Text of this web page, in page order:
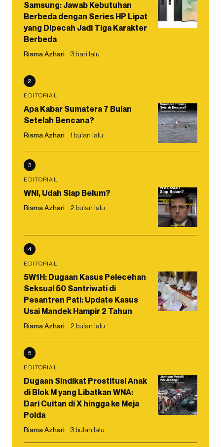
Samsung: Jawab Kebutuhan
Berbeda dengan Series HP Lipat
yang Dipecah Jadi Tiga Karakter
Berbeda
Risma Azhari 3 hari lalu
2
EDITORIAL
Apa Kabar Sumatera 7 Bulan
Setelah Bencana?
Risma Azhari 1 bulan lalu
3
EDITORIAL
WNI, Udah Siap Belum?
Risma Azhari 2 bulan lalu
4
EDITORIAL
5W1H: Dugaan Kasus Pelecehan
Seksual 50 Santriwati di
Pesantren Pati: Update Kasus
Usai Mandek Hampir 2 Tahun
Risma Azhari 2 bulan lalu
5
EDITORIAL
Dugaan Sindikat Prostitusi Anak
di Blok M yang Libatkan WNA:
Dari Cuitan di X hingga ke Meja
Polda
Risma Azhari 3 bulan lalu